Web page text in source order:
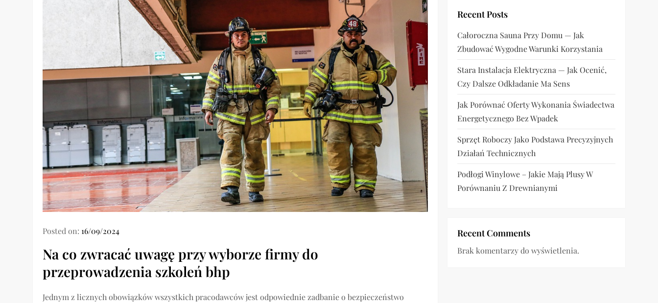
Posted on: 16/09/2024
Na co zwracać uwagę przy wyborze firmy do
przeprowadzenia szkoleń bhp
Jednym z licznych obowiązków wszystkich pracodawców jest odpowiednie zadbanie o bezpieczeństwo
Recent Posts
Całoroczna Sauna Przy Domu — Jak
Zbudować Wygodne Warunki Korzystania
Stara Instalacja Elektryczna — Jak Ocenić,
Czy Dalsze Odkładanie Ma Sens
Jak Porównać Oferty Wykonania Świadectwa
Energetycznego Bez Wpadek
Sprzęt Roboczy Jako Podstawa Precyzyjnych
Działań Technicznych
Podłogi Winylowe – Jakie Mają Plusy W
Porównaniu Z Drewnianymi
Recent Comments
Brak komentarzy do wyświetlenia.